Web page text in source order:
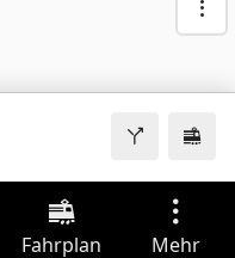
Fahrplan Mehr